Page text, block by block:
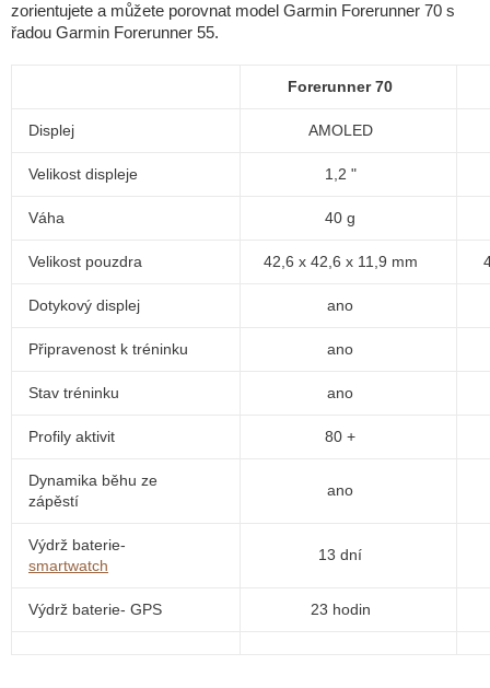
zorientujete a můžete porovnat model Garmin Forerunner 70 s
řadou Garmin Forerunner 55.
Forerunner 70
Displej AMOLED
Velikost displeje 1,2 "
Váha 40 g
Velikost pouzdra 42,6 x 42,6 x 11,9 mm
Dotykový displej ano
Připravenost k tréninku ano
Stav tréninku ano
Profily aktivit 80 +
Dynamika běhu ze
zápěstí
ano
Výdrž baterie-
smartwatch
13 dní
Výdrž baterie- GPS 23 hodin